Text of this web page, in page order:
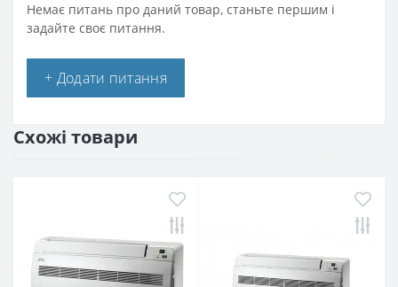
Немає питань про даний товар, станьте першим і
задайте своє питання.
+ Додати питання
Схожі товари